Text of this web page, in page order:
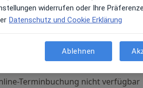
9 Aug
Terminbuchung nicht verfügbar
widerrufen oder Ihre
Datenschutz und Cookie Erklärung
Ablehnen